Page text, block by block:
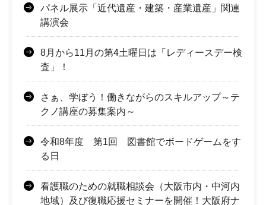
パネル展示「近代遺産・建築・産業遺産」関連
講演会
8月から11月の第4土曜日は「レディースデー検
査」！
さぁ、学ぼう！働きながらのスキルアップ～テ
クノ講座の募集案内～
令和8年度 第1回 図書館でボードゲームをす
る日
看護職のための就職相談会（大阪市内・中河内
地域）及び復職応援セミナーを開催！大阪府ナ